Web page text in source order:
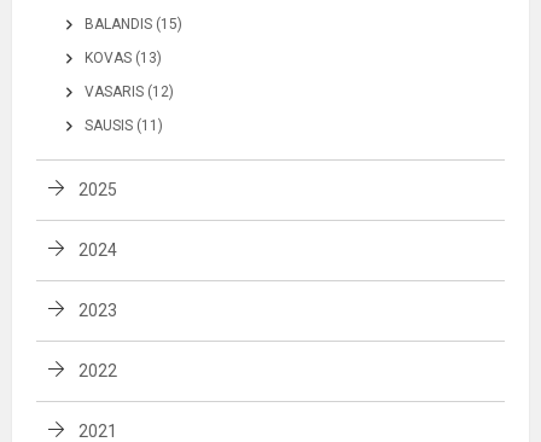
BALANDIS (15)
KOVAS (13)
VASARIS (12)
SAUSIS (11)
2025
2024
2023
2022
2021